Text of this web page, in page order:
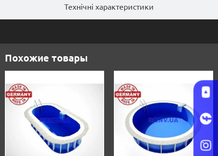
Технічні характеристики
Похожие товары